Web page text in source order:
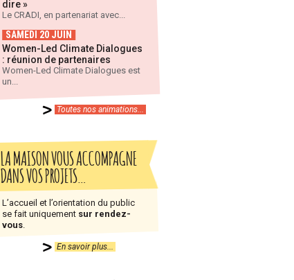
dire »
Le CRADI, en partenariat avec...
SAMEDI 20 JUIN
Women-Led Climate Dialogues
: réunion de partenaires
Women-Led Climate Dialogues est
un...
Toutes nos animations...
LA MAISON VOUS ACCOMPAGNE
DANS VOS PROJETS…
L’accueil et l’orientation du public
se fait uniquement sur rendez-
vous
En savoir plus...